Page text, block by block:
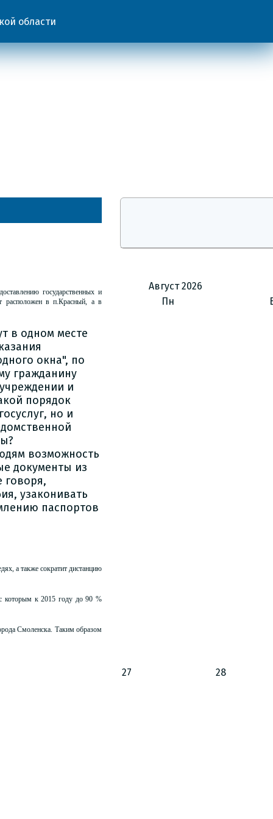
области
государственных и
расположен в п.Красный, а в
в одном месте
окна", по
гражданину
и
порядок
но и
возможность
документы из
говоря,
узаконивать
паспортов
а также сократит дистанцию
которым к 2015 году до 90 %
Смоленска. Таким образом
Август 2026
Пн
27 28